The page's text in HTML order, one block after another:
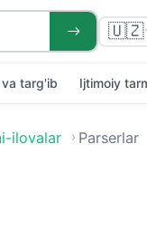
🇺🇿
va targ'ib Ijtimoiy
ilovalar Parserlar